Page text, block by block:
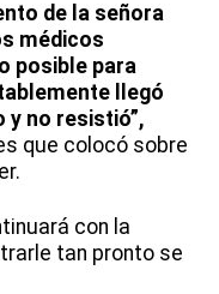
de la señora
médicos
posible para
llegó
y no resistió”,
que colocó sobre
con la
tan pronto se